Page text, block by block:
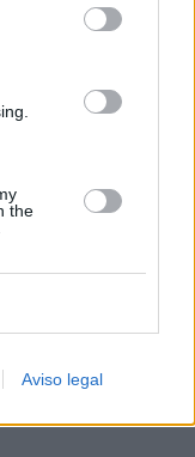
este sitio web o
the
Aviso legal